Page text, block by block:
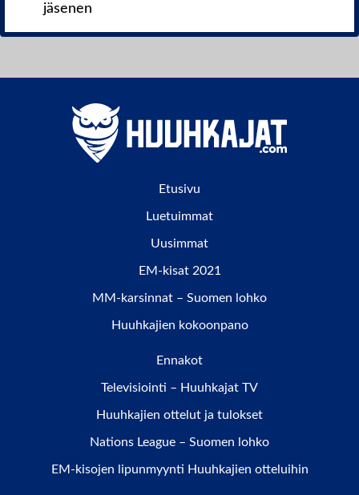
jäsenen
Etusivu
Luetuimmat
Uusimmat
EM-kisat 2021
MM-karsinnat – Suomen lohko
Huuhkajien kokoonpano
Ennakot
Televisiointi – Huuhkajat TV
Huuhkajien ottelut ja tulokset
Nations League – Suomen lohko
EM-kisojen lipunmyynti Huuhkajien otteluihin